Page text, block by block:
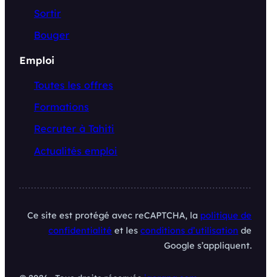
Sortir
Bouger
Emploi
Toutes les offres
Formations
Recruter à Tahiti
Actualités emploi
Ce site est protégé avec reCAPTCHA, la politique de
confidentialité et les conditions d’utilisation de
Google s’appliquent.